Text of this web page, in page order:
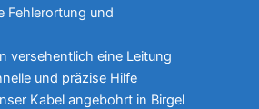
Fehlerortung und
versehentlich eine Leitung
und präzise Hilfe
Kabel angebohrt in Birgel